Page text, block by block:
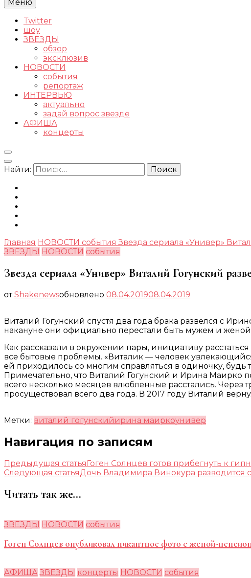
Меню
Twitter
шоу
ЗВЕЗДЫ
обзор
эксклюзив
НОВОСТИ
события
репортаж
ИНТЕРВЬЮ
актуально
задай вопрос звезде
АФИША
концерты
Найти:
Главная НОВОСТИ событияЗвезда сериала «Универ»
ЗВЕЗДЫ НОВОСТИ события
Звезда сериала «Универ» Виталий Гогунский
отShakenewsобновлено 08.04.201908.04.2019
Виталий Гогунский спустя два года брака развелся с
накануне они официально перестали быть мужем и
Как рассказали в окружении пары, инициативу
все бытовые проблемы. «Виталик — человек
ей приходилось со многим справляться в одиночку, будь
Примечательно, что Виталий Гогунский и Ирина Маирко
всего несколько месяцев влюбленные расстались.
просуществовал всего два года. В 2017 году Виталий
Метки: виталий гогунский ирина маиркоунивер
Навигация по записям
Предыдущая статьяГоген Солнцев готов прибегнуть к
Следующая статья Дочь Владимира Винокура разводится
Читать так же...
ЗВЕЗДЫ НОВОСТИ события
Гоген Солнцев опубликовал пикантное фото с женой-
АФИША ЗВЕЗДЫ концерты НОВОСТИ события